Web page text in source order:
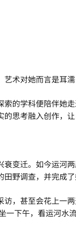
术对她而言是耳濡
的学科便陪伴她
思考融入创作，
变迁。如今运河
野调查，并完成
，甚至会花上一
下午，看运河水